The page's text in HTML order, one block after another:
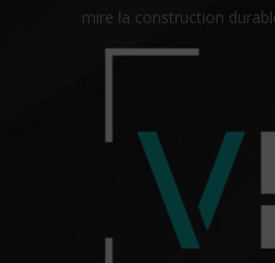
mire la construction